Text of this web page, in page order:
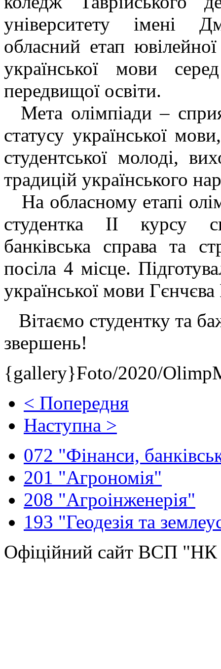
університету імені
обласний етап
української мови
передвищої освіти.
Мета олімпіади –
статусу української
студентської молоді,
традицій українського
На обласному етапі
студентка ІІ курсу
банківська справа та
посіла 4 місце.
української мови
Вітаємо студентку та
звершень!
{gallery}Foto/2020/
< Попередня
Наступна >
072 "Фінанси,
201 "Агрономія"
208 "Агроінженерія"
193 "Геодезія та
Офіційний сайт ВСП